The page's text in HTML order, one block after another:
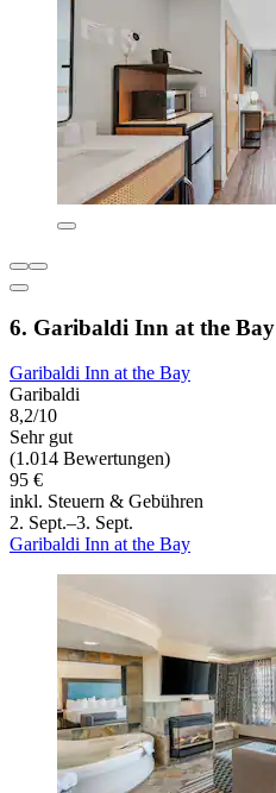
6. Garibaldi Inn at the Bay
Garibaldi Inn at the Bay
Garibaldi
8,2/10
Sehr gut
(1.014 Bewertungen)
95 €
inkl. Steuern & Gebühren
2. Sept.–3. Sept.
Garibaldi Inn at the Bay